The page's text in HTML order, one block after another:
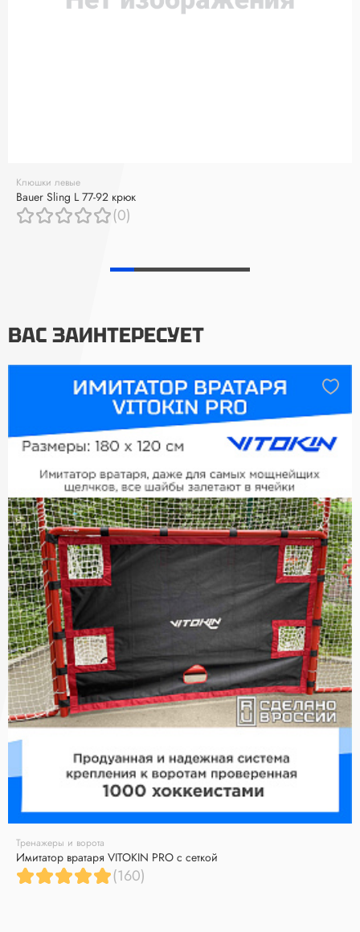
Клюшки левые
Bauer Sling L 77-92 крюк
(0)
ВАС ЗАИНТЕРЕСУЕТ
Тренажеры и ворота
Имитатор вратаря VITOKIN PRO с сеткой
(160)